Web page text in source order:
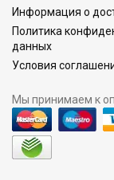
Информация о
Политика
данных
Условия
Мы принимаем к